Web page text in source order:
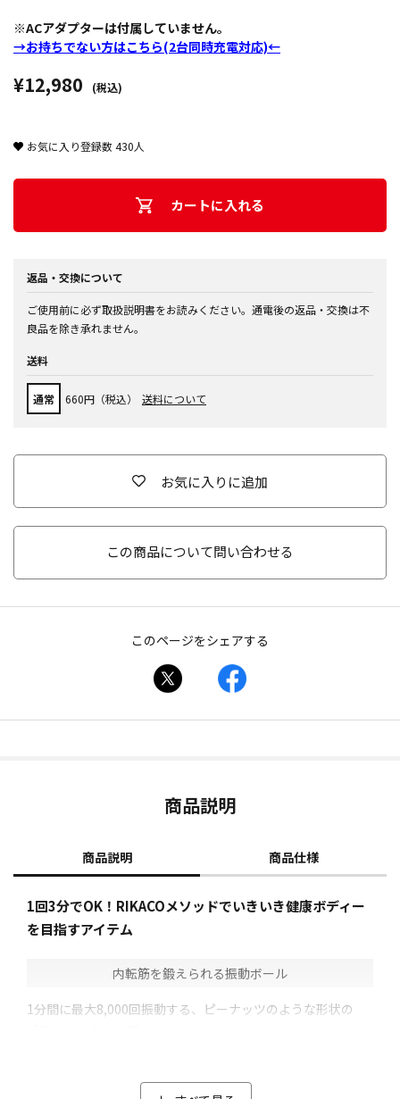
※ACアダプターは付属していません。
→お持ちでない方はこちら(2台同時充電対応)←
¥12,980 (税込)
お気に入り登録数430人
カートに入れる
返品・交換について
ご使用前に必ず取扱説明書をお読みください。通電後の返品・交換は不
良品を除き承れません。
送料
通常 660円（税込） 送料について
お気に入りに追加
この商品について問い合わせる
このページをシェアする
商品説明
商品説明 商品仕様
1回3分でOK！RIKACOメソッドでいきいき健康ボディー
を目指すアイテム
内転筋を鍛えられる振動ボール
1分間に最大8,000回振動する、ピーナッツのような形状の
ら作られた振動ボールです。